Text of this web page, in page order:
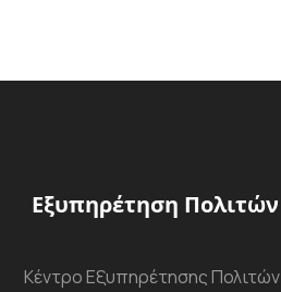
Εξυπηρέτηση Πολιτών
Κέντρο Εξυπηρέτησης Πολιτών